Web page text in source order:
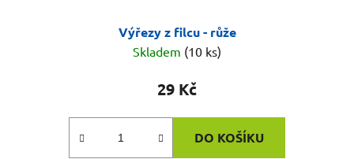
Výřezy z filcu - růže
Skladem (10 ks)
29 Kč
DO KOŠÍKU